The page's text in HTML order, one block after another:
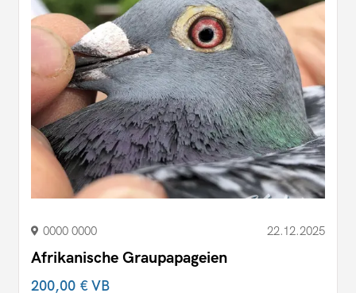
0000 0000 22.12.2025
Afrikanische Graupapageien
200,00 €VB